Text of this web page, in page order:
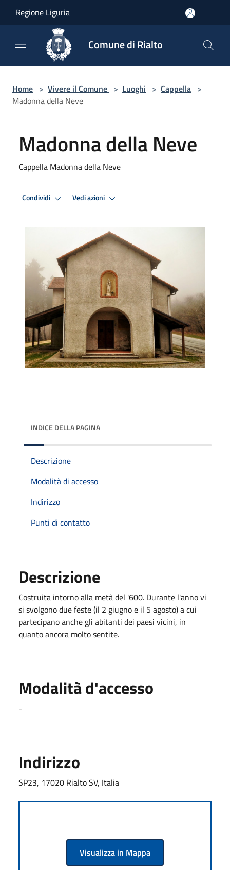
Regione Liguria
Comune di Rialto
Home > Vivere il Comune > Luoghi > Cappella >
Madonna della Neve
Madonna della Neve
Cappella Madonna della Neve
Condividi Vedi azioni
INDICE DELLA PAGINA
Descrizione
Modalità di accesso
Indirizzo
Punti di contatto
Descrizione
Costruita intorno alla metà del '600. Durante l'anno vi
si svolgono due feste (il 2 giugno e il 5 agosto) a cui
partecipano anche gli abitanti dei paesi vicini, in
quanto ancora molto sentite.
Modalità d'accesso
-
Indirizzo
SP23, 17020 Rialto SV, Italia
Visualizza in Mappa